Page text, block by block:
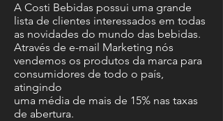
A Costi Bebidas possui uma grande
lista de clientes interessados em todas
as novidades do mundo das bebidas.
Através de e-mail Marketing nós
vendemos os produtos da marca para
consumidores de todo o país,
atingindo
uma média de mais de 15% nas taxas
de abertura.